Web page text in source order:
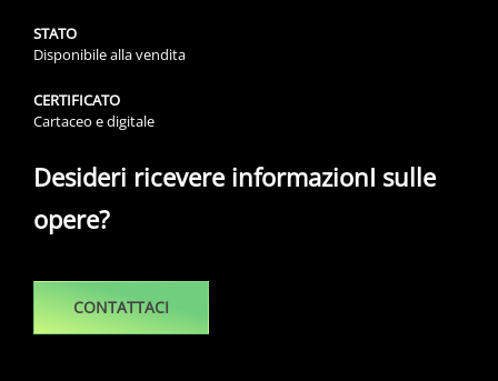
STATO
Disponibile alla vendita
CERTIFICATO
Cartaceo e digitale
Desideri ricevere informazionI sulle
opere?
CONTATTACI